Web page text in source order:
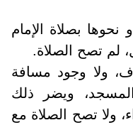
بصلاة الإمام
لم تصح الصلاة.
ولا وجود مسافة
المسجد، ويضر ذلك
ولا تصح الصلاة مع